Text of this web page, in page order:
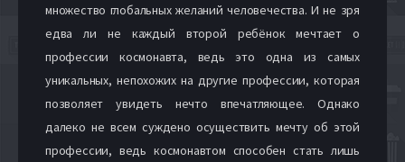
множество глобальных желаний человечества. И не зря
едва ли не каждый второй ребёнок мечтает о
профессии космонавта, ведь это одна из самых
уникальных, непохожих на другие профессии, которая
позволяет увидеть нечто впечатляющее. Однако
далеко не всем суждено осуществить мечту об этой
профессии, ведь космонавтом способен стать лишь